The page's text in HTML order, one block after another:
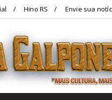
Hino RS Envie sua